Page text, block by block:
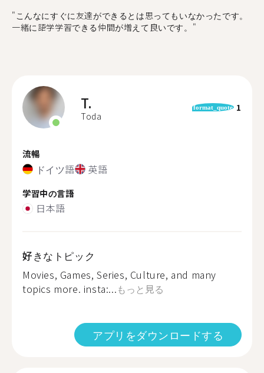
"こんなにすぐに友達ができるとは思ってもいなかったです。
一緒に語学学習できる仲間が増えて良いです。"
T.
Toda
format_quote 1
流暢
ドイツ語 英語
学習中の言語
日本語
好きなトピック
Movies, Games, Series, Culture, and many
topics more. insta:...もっと見る
アプリをダウンロードする